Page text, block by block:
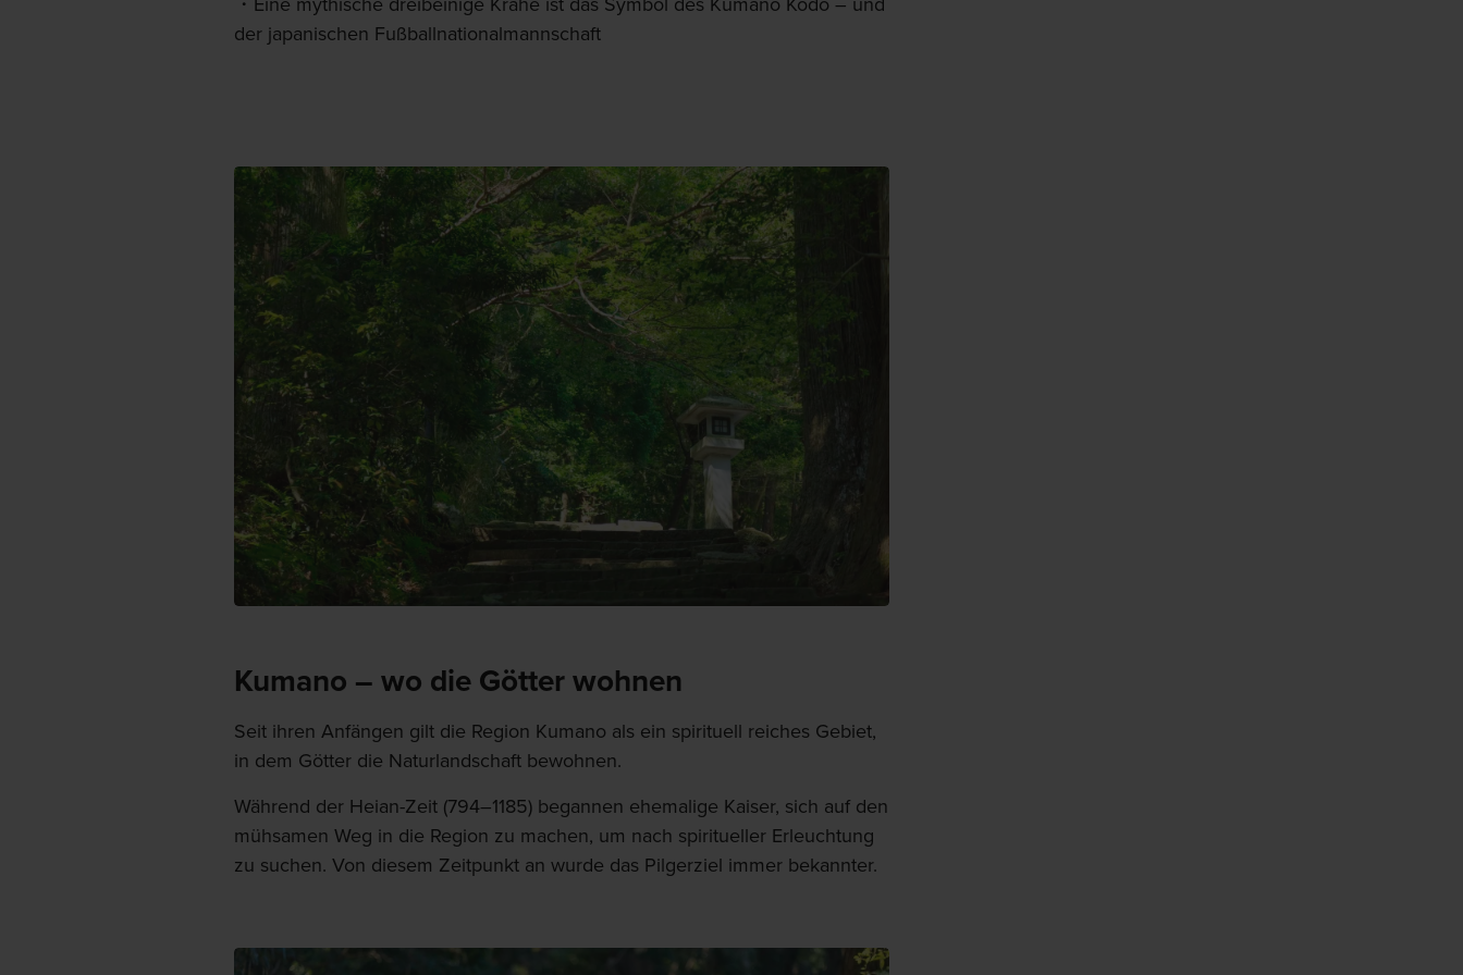
der japanischen Fußballnationalmannschaft
Kumano – wo die Götter wohnen
Seit ihren Anfängen gilt die Region Kumano als ein spirituell reiches Gebiet,
in dem Götter die Naturlandschaft bewohnen.
Während der Heian-Zeit (794–1185) begannen ehemalige Kaiser, sich auf den
mühsamen Weg in die Region zu machen, um nach spiritueller Erleuchtung
zu suchen. Von diesem Zeitpunkt an wurde das Pilgerziel immer bekannter.